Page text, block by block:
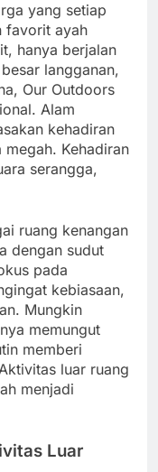
yang setiap
favorit ayah
hanya berjalan
langganan,
Our Outdoors
Alam
kehadiran
Kehadiran
serangga,
ruang kenangan
dengan sudut
pada
kebiasaan,
Mungkin
memungut
memberi
luar ruang
menjadi
Luar